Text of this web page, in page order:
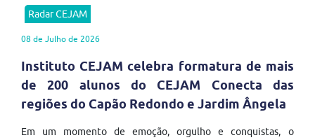
Radar CEJAM
08 de Julho de 2026
Instituto CEJAM celebra formatura de mais
de 200 alunos do CEJAM Conecta das
regiões do Capão Redondo e Jardim Ângela
Em um momento de emoção, orgulho e conquistas, o